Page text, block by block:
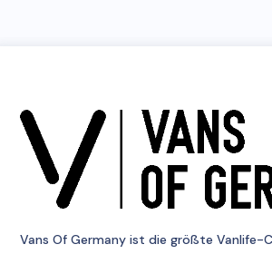
Vans Of Germany ist die größte Vanlife-